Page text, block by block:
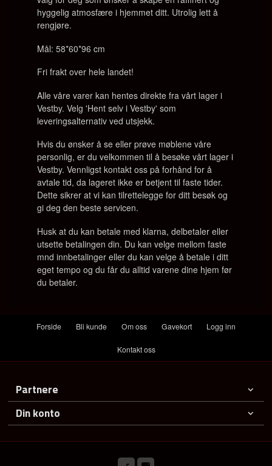
hyggelig atmosfære i hjemmet ditt. Utrolig lett å
rengjøre.
Mål: 58*60*96 cm
Fri frakt over hele landet!
Alle våre varer kan hentes direkte fra vårt lager i
Vestby. Velg 'Hent selv i Vestby' som
leveringsalternativ ved utsjekk.
Hvis du ønsker å se eller prøve møblene våre
personlig, er du velkommen til å besøke vårt lager i
Vestby. Vennligst kontakt oss på forhånd for å
avtale tid, da lageret ikke er betjent til faste tider.
Dette sikrer at vi kan tilrettelegge for ditt besøk og
gi deg den beste servicen.
Husk at du kan betale med klarna, delbetaler eller
utsette betalingen din. Du kan velge mellom faste
mnd innbetalinger eller du kan velge å betale i ditt
eget tempo og du får du alltid varene dine hjem før
du betaler.
Forside Bli kunde Om oss Gavekort Logg inn
Kontakt oss
Partnere
Din konto